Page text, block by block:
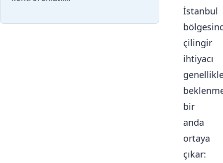
İstanbul
çilingir
ihtiyacı
bir
anda
ortaya
çıkar: